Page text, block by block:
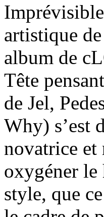
artistique
album de
Tête
de Jel,
Why) s’est
novatrice et
oxygéner le
style, que